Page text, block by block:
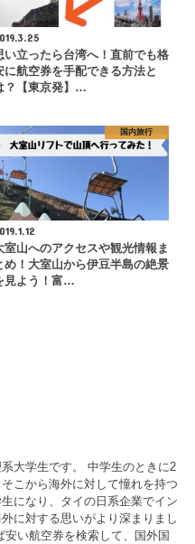
い立ったら台湾へ！直前でも格
に航空券を手配できる方法と
？【東京発】…
国内旅行
室山へのアクセスや観光情報ま
め！大室山から伊豆半島の絶景
見よう！富…
大学生です。 中学生のときに2
こから海外に対して憧れを持つ
になり、タイの日系企業でイン
に対する思いがより深まりまし
い航空券を検索して、国外国